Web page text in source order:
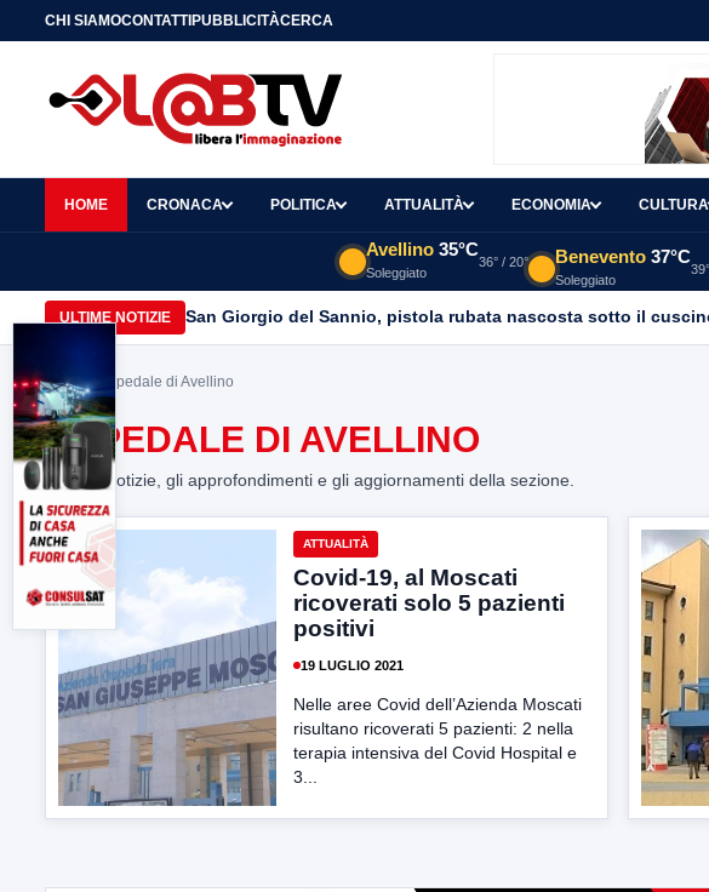
CHI SIAMOCONTATTIPUBBLICITÀCERCA
HOME CRONACA POLITICA ATTUALITÀ ECONOMIA CULTURA
Avellino 35°C
Soleggiato
36° / 20° Benevento 37°C
Soleggiato
ULTIME NOTIZIE San Giorgio del Sannio, pistola rubata nascosta sotto il
Home> ospedale di Avellino
OSPEDALE DI AVELLINO
Tutte le notizie, gli approfondimenti e gli aggiornamenti della sezione.
ATTUALITÀ
Covid-19, al Moscati
ricoverati solo 5 pazienti
positivi
19 LUGLIO 2021
Nelle aree Covid dell’Azienda Moscati
risultano ricoverati 5 pazienti: 2 nella
terapia intensiva del Covid Hospital e
3...